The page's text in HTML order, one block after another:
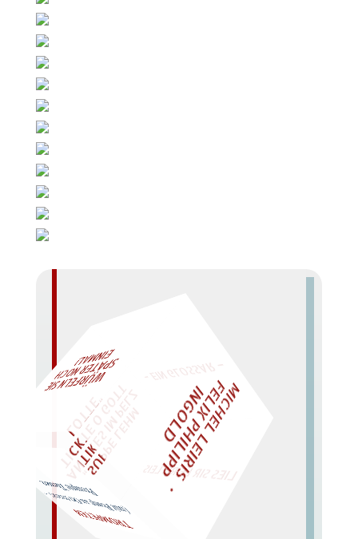
„
S
U
P
P
E
L
E
H
M
A
N
T
I
K
E
S
I
M
P
E
L
ZT
I
C
K
T
E
O
G
OT
TL
O
T
T
E
"
TROMPETEN
(
mit Po
mp an Ort treten). –
Prompte Themen. M
I
C
H
E
L
L
E
I
R
I
S
・
F
E
L
I
X
P
H
I
L
I
P
P
I
N
G
O
L
D
LIES SIR LEIRIS LEIS
L!